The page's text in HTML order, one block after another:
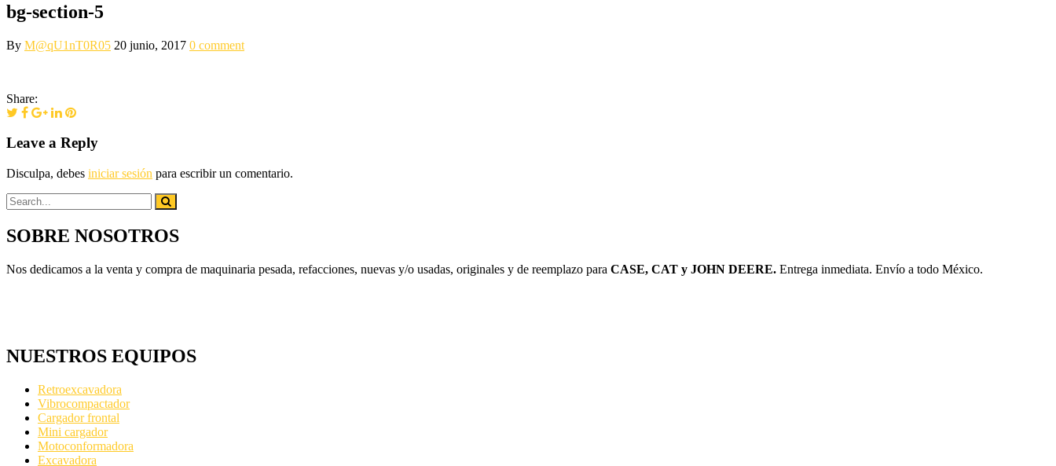
bg-section-5
By M@qU1nT0R05 20 junio, 2017 0 comment
Share:
Leave a Reply
Disculpa, debes iniciar sesión para escribir un comentario.
SOBRE NOSOTROS
Nos dedicamos a la venta y compra de maquinaria pesada, refacciones, nuevas y/o usadas, originales y de reemplazo para CASE, CAT y JOHN DEERE. Entrega inmediata. Envío a todo México.
NUESTROS EQUIPOS
Retroexcavadora
Vibrocompactador
Cargador frontal
Mini cargador
Motoconformadora
Excavadora